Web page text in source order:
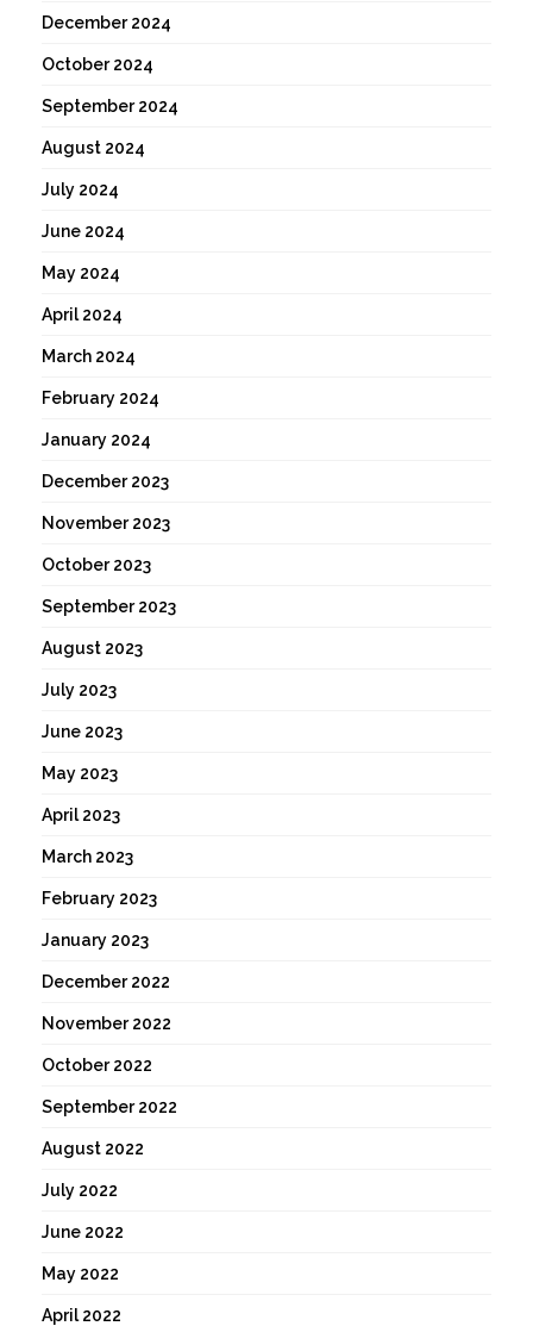
December 2024
October 2024
September 2024
August 2024
July 2024
June 2024
May 2024
April 2024
March 2024
February 2024
January 2024
December 2023
November 2023
October 2023
September 2023
August 2023
July 2023
June 2023
May 2023
April 2023
March 2023
February 2023
January 2023
December 2022
November 2022
October 2022
September 2022
August 2022
July 2022
June 2022
May 2022
April 2022